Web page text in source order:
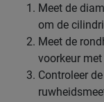
Meet de
om de
Meet de
voorkeur
Controleer